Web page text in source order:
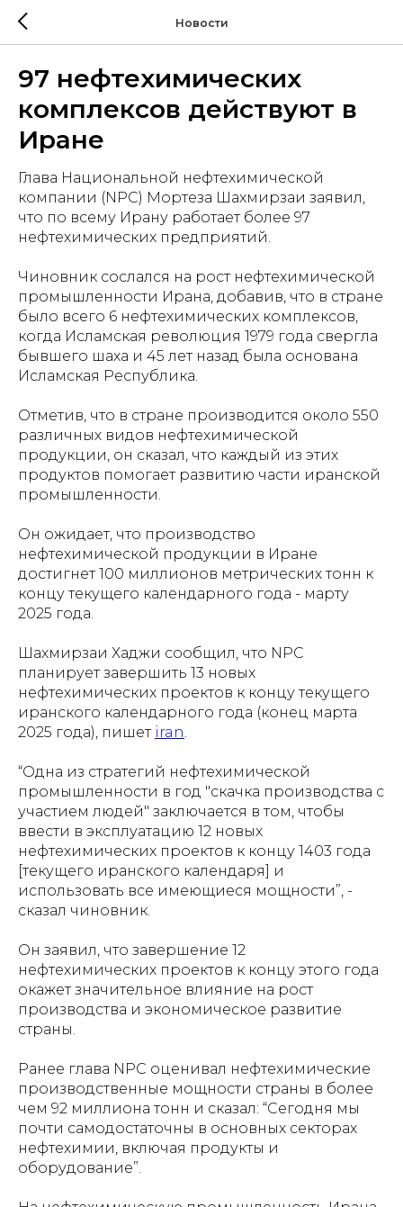
Новости
97 нефтехимических
комплексов действуют в
Иране
Глава Национальной нефтехимической
компании (NPC) Мортеза Шахмирзаи заявил,
что по всему Ирану работает более 97
нефтехимических предприятий.
Чиновник сослался на рост нефтехимической
промышленности Ирана, добавив, что в стране
было всего 6 нефтехимических комплексов,
когда Исламская революция 1979 года свергла
бывшего шаха и 45 лет назад была основана
Исламская Республика.
Отметив, что в стране производится около 550
различных видов нефтехимической
продукции, он сказал, что каждый из этих
продуктов помогает развитию части иранской
промышленности.
Он ожидает, что производство
нефтехимической продукции в Иране
достигнет 100 миллионов метрических тонн к
концу текущего календарного года - марту
2025 года.
Шахмирзаи Хаджи сообщил, что NPC
планирует завершить 13 новых
нефтехимических проектов к концу текущего
иранского календарного года (конец марта
2025 года), пишет iran.
“Одна из стратегий нефтехимической
промышленности в год "скачка производства с
участием людей" заключается в том, чтобы
ввести в эксплуатацию 12 новых
нефтехимических проектов к концу 1403 года
[текущего иранского календаря] и
использовать все имеющиеся мощности”, -
сказал чиновник.
Он заявил, что завершение 12
нефтехимических проектов к концу этого года
окажет значительное влияние на рост
производства и экономическое развитие
страны.
Ранее глава NPC оценивал нефтехимические
производственные мощности страны в более
чем 92 миллиона тонн и сказал: “Сегодня мы
почти самодостаточны в основных секторах
нефтехимии, включая продукты и
оборудование”.